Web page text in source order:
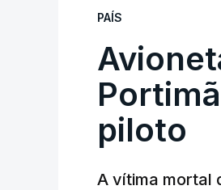
PAÍS
piloto
A vítima mortal